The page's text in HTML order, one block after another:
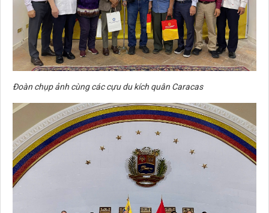
Đoàn chụp ảnh cùng các cựu du kích quân Caracas